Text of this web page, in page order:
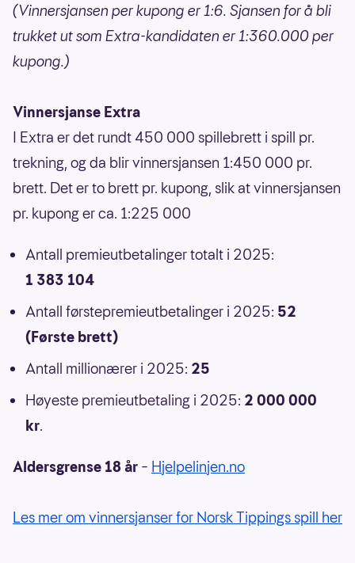
(Vinnersjansen per kupong er 1:6. Sjansen for å bli
trukket ut som Extra-kandidaten er 1:360.000 per
kupong.)
Vinnersjanse Extra
I Extra er det rundt 450 000 spillebrett i spill pr.
trekning, og da blir vinnersjansen 1:450 000 pr.
brett. Det er to brett pr. kupong, slik at vinnersjansen
pr. kupong er ca. 1:225 000
Antall premieutbetalinger totalt i 2025:
1 383 104
Antall førstepremieutbetalinger i 2025: 52
(Første brett)
Antall millionærer i 2025: 25
Høyeste premieutbetaling i 2025: 2 000 000
kr.
Aldersgrense 18 år – Hjelpelinjen.no
Les mer om vinnersjanser for Norsk Tippings spill her